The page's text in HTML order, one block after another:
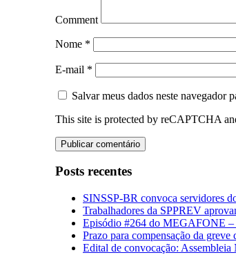
Comment
Nome *
E-mail *
Salvar meus dados neste navegador
This site is protected by reCAPTCHA
Posts recentes
SINSSP-BR convoca servidores
Trabalhadores da SPPREV
Episódio #264 do MEGAFONE –
Prazo para compensação da
Edital de convocação: